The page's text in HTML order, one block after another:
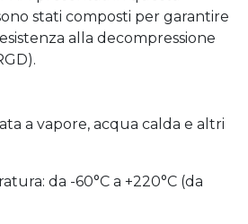
stati composti per garantire
alla decompressione
a vapore, acqua calda e altri
da -60°C a +220°C (da